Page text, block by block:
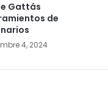
Gattás
de
4, 2024